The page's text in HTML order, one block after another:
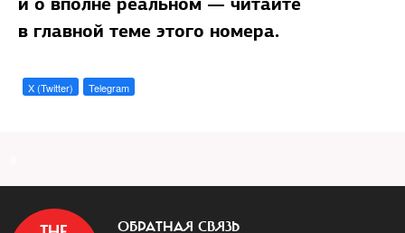
в главной теме этого номера.
X (Twitter) Telegram
ОБРАТНАЯ СВЯЗЬ